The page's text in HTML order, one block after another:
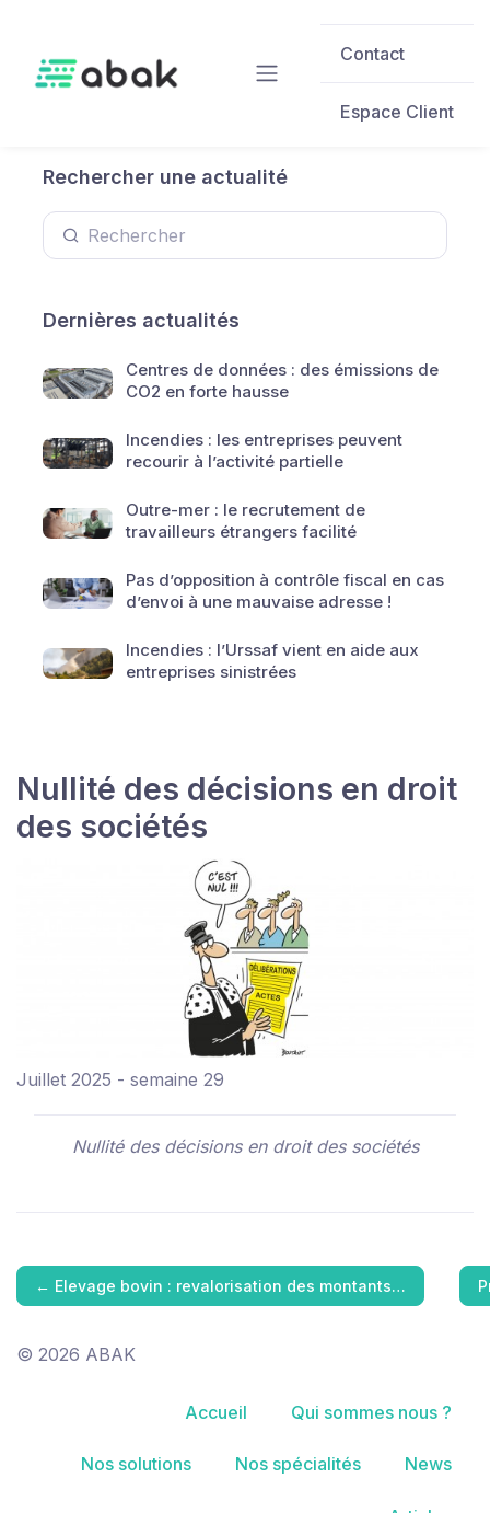
Contact
Espace Client
Rechercher une actualité
Dernières actualités
Centres de données : des émissions de
CO2 en forte hausse
Incendies : les entreprises peuvent
recourir à l’activité partielle
Outre-mer : le recrutement de
travailleurs étrangers facilité
Pas d’opposition à contrôle fiscal en cas
d’envoi à une mauvaise adresse !
Incendies : l’Urssaf vient en aide aux
entreprises sinistrées
Nullité des décisions en droit
des sociétés
Juillet 2025 - semaine 29
Nullité des décisions en droit des sociétés
← Elevage bovin : revalorisation des montants…
© 2026 ABAK
Accueil Qui sommes nous ?
Nos solutions Nos spécialités News